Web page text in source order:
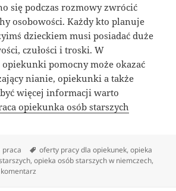
się podczas rozmowy zwrócić
osobowości. Każdy kto planuje
dzieckiem musi posiadać duże
czułości i troski. W
pomocny może okazać
nianie, opiekunki a także
więcej informacji warto
opiekunka osób starszych
Kategorie
praca Tagi
oferty pracy dla opiekunek,opieka
,opieka osób starszych w niemczech,